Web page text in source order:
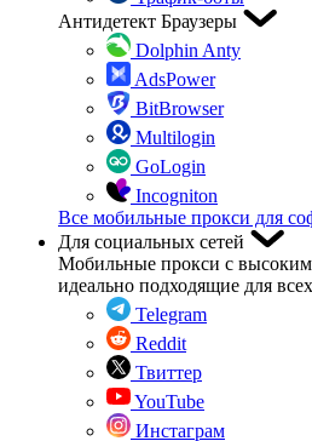
Антидетект Браузеры
Dolphin Anty
AdsPower
BitBrowser
Multilogin
GoLogin
Incogniton
Все мобильные прокси для
Для социальных сетей
Мобильные прокси с
идеально подходящие для
Telegram
Reddit
Твиттер
YouTube
Инстаграм